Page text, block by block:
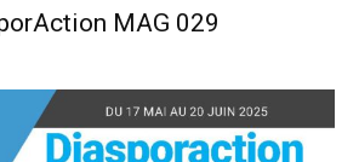
MAG 029